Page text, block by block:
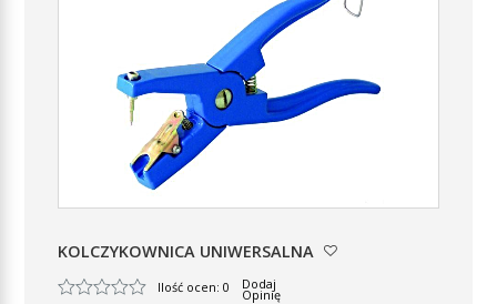
KOLCZYKOWNICA UNIWERSALNA
Ilość ocen: 0 Dodaj
Opinię